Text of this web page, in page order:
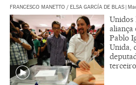
FRANCESCO MANETTO / ELSA GARCÍA DE BLAS
Unidos
Pablo
Unida,